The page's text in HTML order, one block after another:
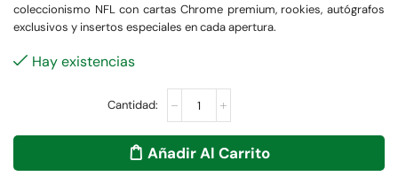
coleccionismo NFL con cartas Chrome premium, rookies, autógrafos
exclusivos y insertos especiales en cada apertura.
Hay existencias
Añadir Al Carrito